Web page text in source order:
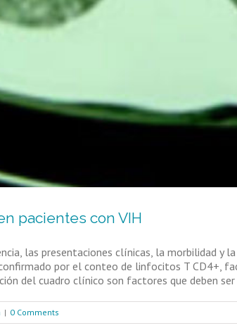
pacientes con VIH
las presentaciones clínicas, la morbilidad
por el conteo de linfocitos T CD4+,
del cuadro clínico son factores que deben
| 0 Comments